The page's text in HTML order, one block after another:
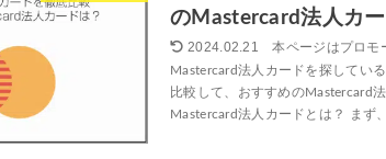
のMastercard法人カー
2024.02.21
Mastercard法人カードを探してい
比較して、おすすめのMastercard
Mastercard法人カードとは？ まず